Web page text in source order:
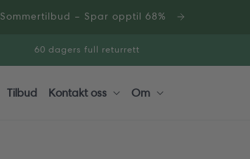
Sommertilbud – Spar opptil 68%
60 dagers full returrett
Tilbud Kontakt oss Om